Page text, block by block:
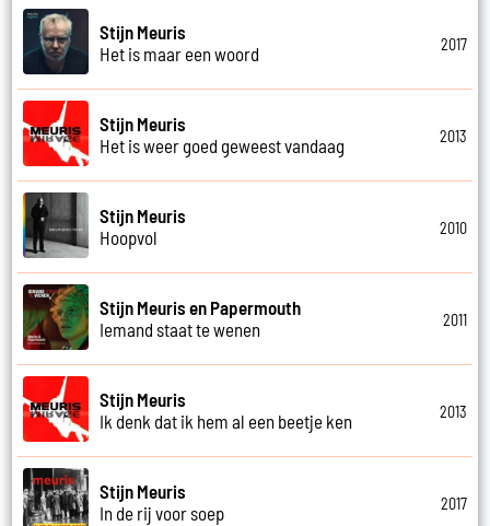
Stijn Meuris
Het is maar een woord
2017
Stijn Meuris
Het is weer goed geweest vandaag
2013
Stijn Meuris
Hoopvol
2010
Stijn Meuris en Papermouth
Iemand staat te wenen
2011
Stijn Meuris
Ik denk dat ik hem al een beetje ken
2013
Stijn Meuris
In de rij voor soep
2017